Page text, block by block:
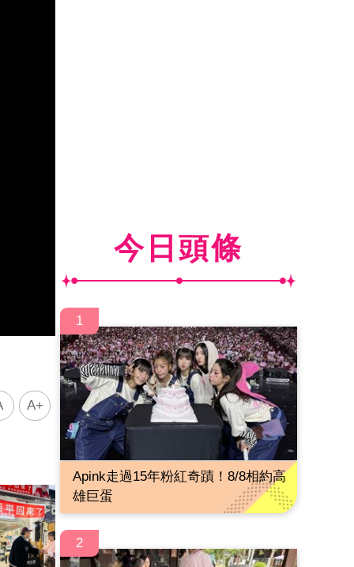
A+
今日頭條
1
Apink走過15年粉紅奇蹟！8/8相約高
雄巨蛋
2